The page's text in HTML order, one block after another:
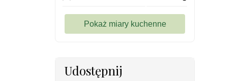
Udostępnij